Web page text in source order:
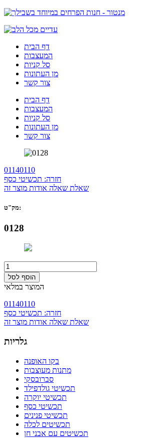
דף הבית
המעצבות
סל קניות
מן העתונות
צור קשר
דף הבית
המעצבות
סל קניות
מן העתונות
צור קשר
01140110
חזרה: תכשיטי כסף
שאלת שאלה אודות מוצר זה
מק"ט:
0128
המוצר במלאי
01140110
חזרה: תכשיטי כסף
שאלת שאלה אודות מוצר זה
גלריות
בקו האופנה
מתנות מעוצבות
סברובסקי
תכשיטי גולדפילד
תכשיטי יוקרה
תכשיטי כסף
תכשיטי פנינים
תכשיטים לכלה
תכשיטים עם אבני חן